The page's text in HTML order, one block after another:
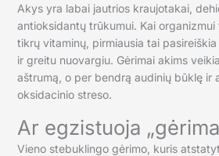
Akys yra labai jautrios kraujotakai,
antioksidantų trūkumui. Kai
tikrų vitaminų, pirmiausia tai
ir greitu nuovargiu. Gėrimai akims
aštrumą, o per bendrą audinių būklę ir
oksidacinio streso.
Ar egzistuoja
Vieno stebuklingo gėrimo, kuris